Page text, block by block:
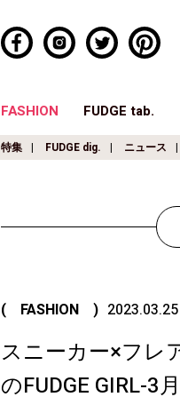
FASHION FUDGE tab.
特集 FUDGE dig. ニュース
( FASHION ) 2023.03.25
スニーカー×フレ
のFUDGE GIRL-3